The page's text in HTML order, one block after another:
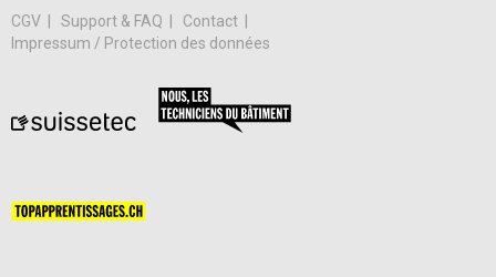
CGV Support & FAQ
Contact
Impressum / Protection des données